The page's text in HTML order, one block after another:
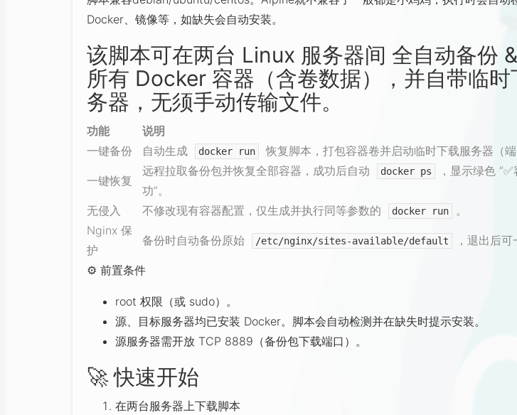
Docker、镜像等，如缺失会自动安装。
该脚本可在两台 Linux 服务器间 全自动备份
所有 Docker 容器（含卷数据），并自带临时
务器，无须手动传输文件。
功能
说明
一键备份
自动生成 docker run 恢复脚本，打包容器卷并启动临时下载服务器（
一键恢复
远程拉取备份包并恢复全部容器，成功后自动 docker ps ，显示绿色 “✅
功”。
无侵入
不修改现有容器配置，仅生成并执行同等参数的 docker run
。
Nginx 保
护
备份时自动备份原始 /etc/nginx/sites-available/default ，退出后可
⚙ ️ 前置条件
root 权限（或 sudo）。
源、目标服务器均已安装 Docker。脚本会自动检测并在缺失时提示安装。
源服务器需开放 TCP 8889（备份包下载端口）。
🚀快速开始
在两台服务器上下载脚本